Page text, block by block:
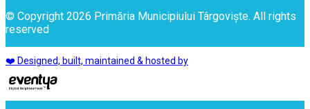
© Copyright 2026 Primăria Municipiului Târgoviște. All rights
reserved
❤️ Designed, built, maintained & hosted by